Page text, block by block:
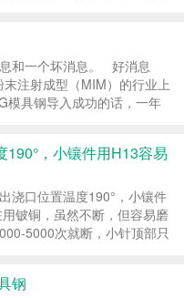
和一个坏消息。 好消息
注射成型（MIM）的行业上
模具钢导入成功的话，一年
，小镶件用H13容易
浇口位置温度190°，小镶件
铍铜，虽然不断，但容易磨
5000次就断，小针顶部只
钢